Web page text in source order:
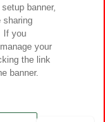
banner,
sharing
If you
your
the link
banner.